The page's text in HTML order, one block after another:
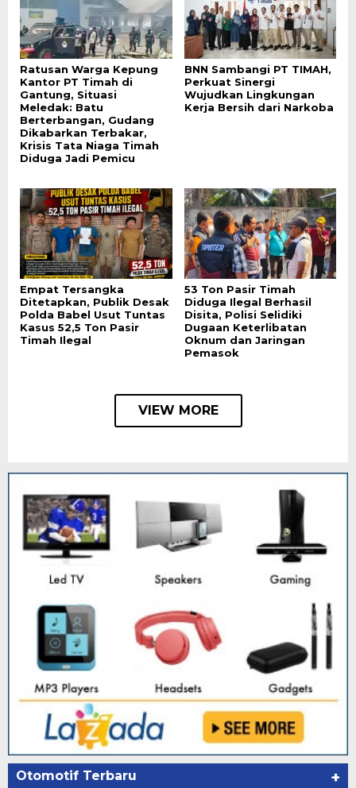
Ratusan Warga Kepung
Kantor PT Timah di
Gantung, Situasi
Meledak: Batu
Berterbangan, Gudang
Dikabarkan Terbakar,
Krisis Tata Niaga Timah
Diduga Jadi Pemicu
BNN Sambangi PT TIMAH,
Perkuat Sinergi
Wujudkan Lingkungan
Kerja Bersih dari Narkoba
Empat Tersangka
Ditetapkan, Publik Desak
Polda Babel Usut Tuntas
Kasus 52,5 Ton Pasir
Timah Ilegal
53 Ton Pasir Timah
Diduga Ilegal Berhasil
Disita, Polisi Selidiki
Dugaan Keterlibatan
Oknum dan Jaringan
Pemasok
VIEW MORE
Otomotif Terbaru +